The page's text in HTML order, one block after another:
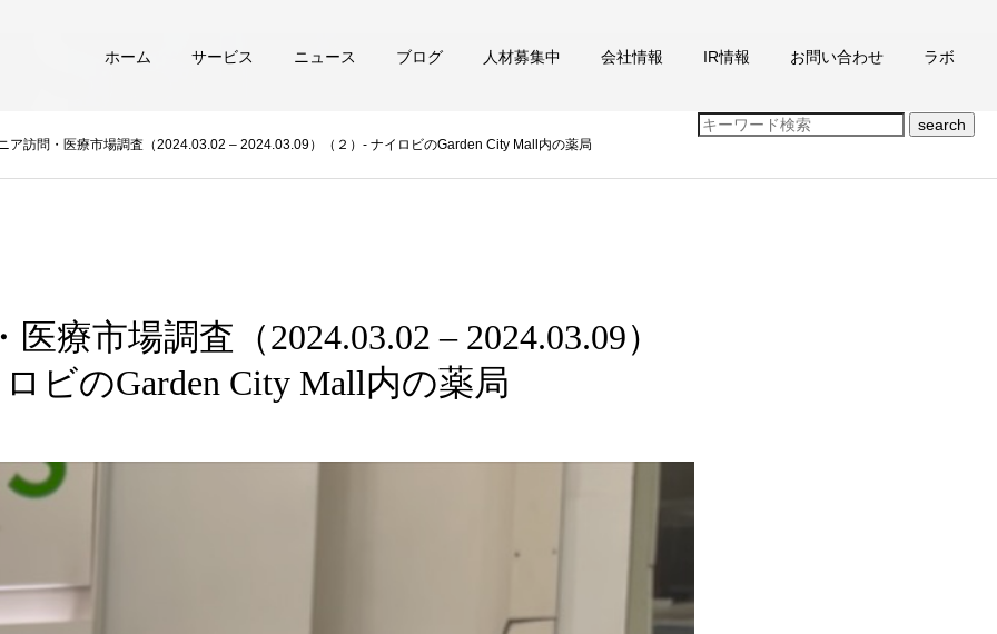
ホーム サービス ニュース ブログ 人材募集中 会社情報 IR情報 お問い合わせ ラボ
search
ア訪問・医療市場調査（2024.03.02 – 2024.03.09）（２）- ナイロビのGarden City Mall内の薬局
療市場調査（2024.03.02 – 2024.03.09）
ビのGarden City Mall内の薬局